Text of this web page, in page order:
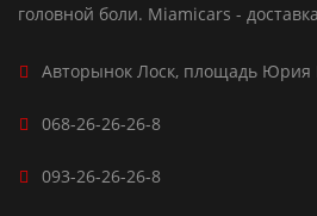
головной боли. Miamicars -
Авторынок Лоск, площадь Юрия
068-26-26-26-8
093-26-26-26-8